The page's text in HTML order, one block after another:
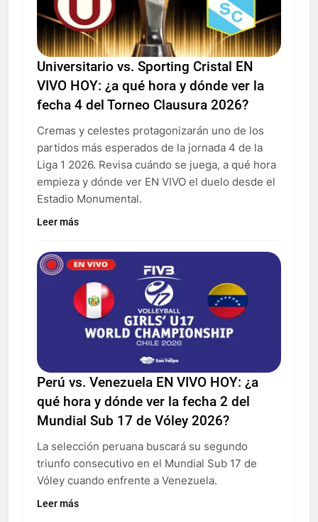
Universitario vs. Sporting Cristal EN
VIVO HOY: ¿a qué hora y dónde ver la
fecha 4 del Torneo Clausura 2026?
Cremas y celestes protagonizarán uno de los
partidos más esperados de la jornada 4 de la
Liga 1 2026. Revisa cuándo se juega, a qué hora
empieza y dónde ver EN VIVO el duelo desde el
Estadio Monumental.
Leer más
Perú vs. Venezuela EN VIVO HOY: ¿a
qué hora y dónde ver la fecha 2 del
Mundial Sub 17 de Vóley 2026?
La selección peruana buscará su segundo
triunfo consecutivo en el Mundial Sub 17 de
Vóley cuando enfrente a Venezuela.
Leer más